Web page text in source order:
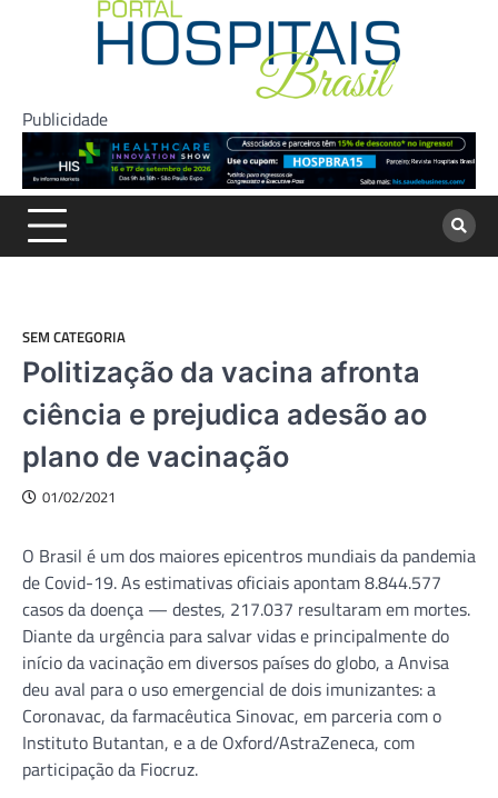
Publicidade
SEM CATEGORIA
Politização da vacina afronta
ciência e prejudica adesão ao
plano de vacinação
01/02/2021
O Brasil é um dos maiores epicentros mundiais da pandemia
de Covid-19. As estimativas oficiais apontam 8.844.577
casos da doença — destes, 217.037 resultaram em mortes.
Diante da urgência para salvar vidas e principalmente do
início da vacinação em diversos países do globo, a Anvisa
deu aval para o uso emergencial de dois imunizantes: a
Coronavac, da farmacêutica Sinovac, em parceria com o
Instituto Butantan, e a de Oxford/AstraZeneca, com
participação da Fiocruz.